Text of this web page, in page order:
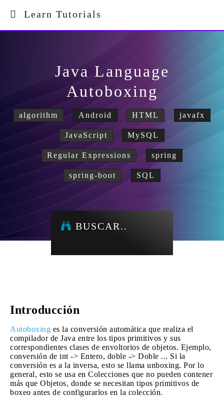
Learn Tutorials
Java Language
Autoboxing
algorithm Android HTML javafx
JavaScript MySQL
Regular Expressions spring
spring-boot SQL
BUSCAR..
Introducción
Autoboxing es la conversión automática que realiza el
compilador de Java entre los tipos primitivos y sus
correspondientes clases de envoltorios de objetos. Ejemplo,
conversión de int -> Entero, doble -> Doble ... Si la
conversión es a la inversa, esto se llama unboxing. Por lo
general, esto se usa en Colecciones que no pueden contener
más que Objetos, donde se necesitan tipos primitivos de
boxeo antes de configurarlos en la colección.